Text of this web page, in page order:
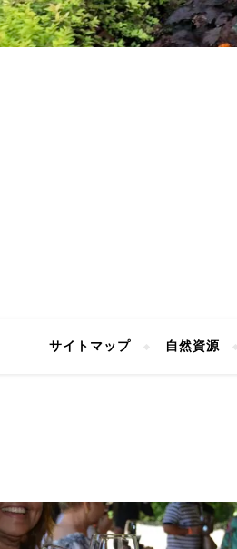
サイトマップ 自然資源